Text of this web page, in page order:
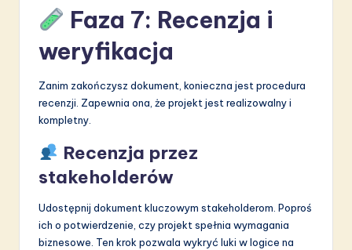
Faza 7: Recenzja i
weryfikacja
Zanim zakończysz dokument, konieczna jest procedura
recenzji. Zapewnia ona, że projekt jest realizowalny i
kompletny.
Recenzja przez
stakeholderów
Udostępnij dokument kluczowym stakeholderom. Poproś
ich o potwierdzenie, czy projekt spełnia wymagania
biznesowe. Ten krok pozwala wykryć luki w logice na